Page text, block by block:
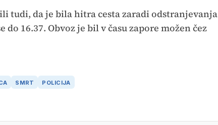
tudi, da je bila hitra cesta zaradi odstranjevanja
16.37. Obvoz je bil v času zapore možen čez
SMRT POLICIJA